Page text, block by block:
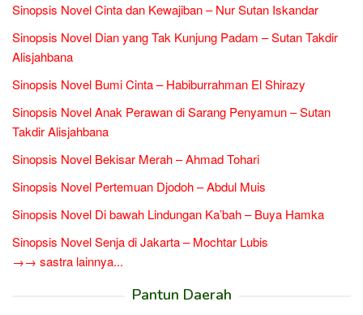
Sinopsis Novel Cinta dan Kewajiban – Nur Sutan Iskandar
Sinopsis Novel Dian yang Tak Kunjung Padam – Sutan Takdir
Alisjahbana
Sinopsis Novel Bumi Cinta – Habiburrahman El Shirazy
Sinopsis Novel Anak Perawan di Sarang Penyamun – Sutan
Takdir Alisjahbana
Sinopsis Novel Bekisar Merah – Ahmad Tohari
Sinopsis Novel Pertemuan Djodoh – Abdul Muis
Sinopsis Novel Di bawah Lindungan Ka’bah – Buya Hamka
Sinopsis Novel Senja di Jakarta – Mochtar Lubis
→→ sastra lainnya...
Pantun Daerah